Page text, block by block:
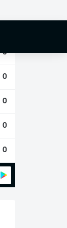
0
0
0
0
0